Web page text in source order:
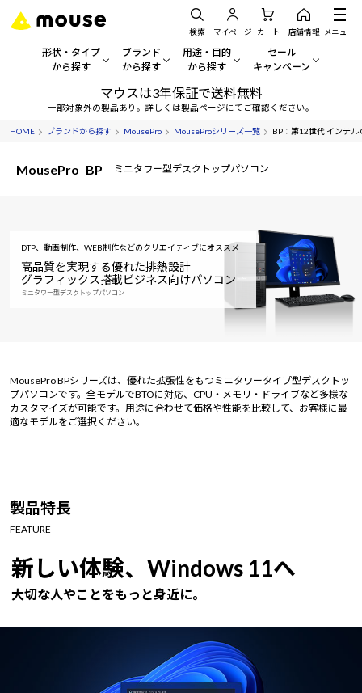
検索 マイページ カート 店舗情報 メニュー
形状・タイプ
から探す
形状・タイプから探す をすべてみる
デスクトップPC
ノートPC
サーバー
ワークステーション
ブランド
から探す
mouse
G TUNE
NEXTGEAR
MousePro
用途・目的
から探す
一般向けパソコン
ゲーミングPC・ゲーム向けパソコン
クリエイティブ向け
学習向けパソコン
スペック/パーツ別
セール
キャンペーン
セール・キャンペー
期間限定セール
おすすめ目玉パソコン
今イチオシのパソコンをピ
Windows 11|Copilot+ PC
マウスは3年保証で送料無料
一部対象外の製品あり。詳しくは製品ページにてご確認ください。
HOME ブランドから探す MousePro MouseProシリーズ一覧 BP：第12世代 インテ
MousePro BP ミニタワー型デスクトップパソコン
DTP、動画制作、WEB制作などのクリエイティブにオススメ
高品質を実現する優れた排熱設計
グラフィックス搭載ビジネス向けパソコン
ミニタワー型デスクトップパソコン
MousePro BPシリーズは、優れた拡張性をもつミニタワータイプ型デスクトッ
プパソコンです。全モデルでBTOに対応、CPU・メモリ・ドライブなど多様な
カスタマイズが可能です。用途に合わせて価格や性能を比較して、お客様に最
適なモデルをご選択ください。
製品特長
FEATURE
新しい体験、Windows 11へ
大切な人やことをもっと身近に。